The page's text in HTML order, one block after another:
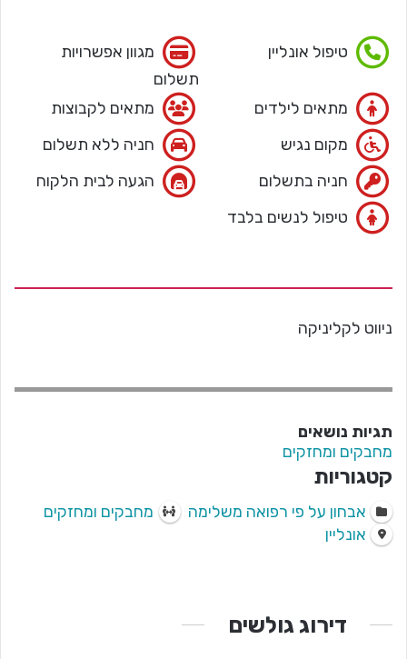
טיפול אונליין
מגוון אפשרויות
תשלום
מתאים לילדים
מתאים לקבוצות
מקום נגיש
חניה ללא תשלום
חניה בתשלום
הגעה לבית הלקוח
טיפול לנשים בלבד
ניווט לקליניקה
תגיות נושאים
מחבקים ומחזקים
קטגוריות
אבחון על פי רפואה משלימה
מחבקים ומחזקים
אונליין
דירוג גולשים